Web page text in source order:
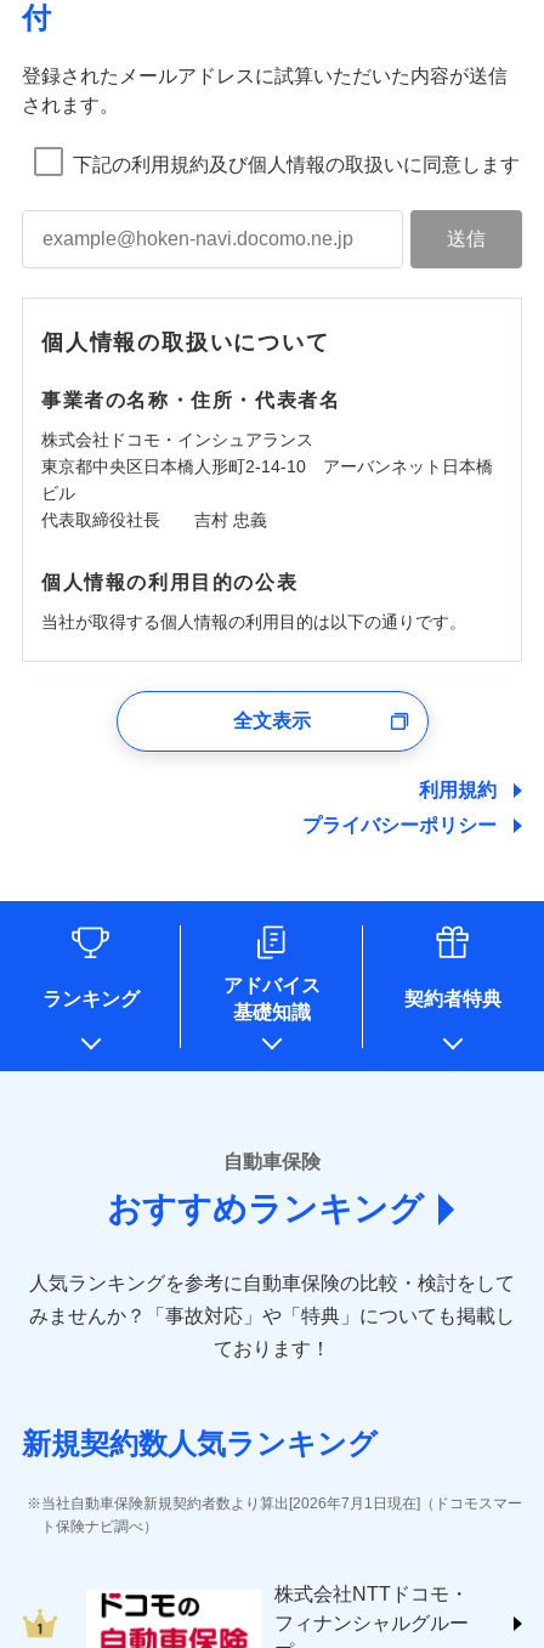
付
登録されたメールアドレスに試算いただいた内容が送信
されます。
下記の利用規約及び個人情報の取扱いに同意します
個人情報の取扱いについて
事業者の名称・住所・代表者名
株式会社ドコモ・インシュアランス
東京都中央区日本橋人形町2-14-10 アーバンネット日本橋
ビル
代表取締役社長 吉村 忠義
個人情報の利用目的の公表
当社が取得する個人情報の利用目的は以下の通りです。
ユーザー登録受付および、管理のため
しくは委託を受けている保険会社・提携会社の保険その他に
関する情報を提供し、金融商品等の契約を勧奨するため、ま
た維持管理等の委託業務遂行のため、またそれらに付帯、関
情報を取引のある他の保険会社の商品・サービスをご提案す
るために利用させていただくことがあります。）
各種セミナーの開催のため
コンサルティングサービスの実施のため
アンケートやキャンペーン等の実施のため
上記に係る案内・手続き・管理等付帯業務を行うため
* 当社が委託を受けている保険会社の情報は、保険会社のホ
ームページに掲載しておりますので、ご確認ください。
あいおいニッセイ同和損害保険株式会社
(https://www.aioinissaydowa.co.jp/)
アクサ損害保険株式会社 (https://www.axa-
direct.co.jp/)
sompo.co.jp/)
東京海上ダイレクト損害保険株式会社 (https://www.e-
AIG損害保険株式会社 (https://www.aig.co.jp/sonpo)
ジェイアイ傷害火災保険株式会社
ソニー損害保険株式会社
(https://www.sonysonpo.co.jp/)
ＳＯＭＰＯダイレクト損害保険株式会社
(https://www.sompo-direct.co.jp/)
全文表示
利用規約
プライバシーポリシー
ランキング
アドバイス
基礎知識
契約者特典
自動車保険
おすすめランキング
人気ランキングを参考に自動車保険の比較・検討をして
みませんか？
「事故対応」や「特典」についても掲載し
ております！
新規契約数人気ランキング
当社自動車保険新規契約者数より算出[2026年7月1日現在]（ドコモスマー
ト保険ナビ調べ）
株式会社NTTドコモ・
フィナンシャルグルー